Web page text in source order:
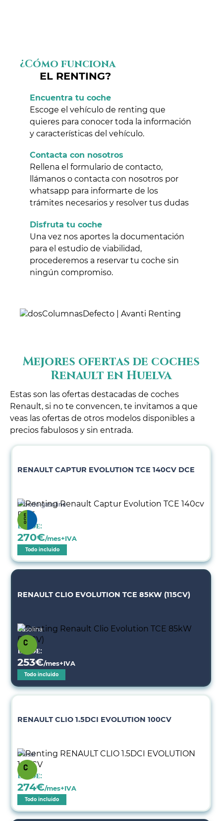
¿Cómo funciona
EL RENTING?
Encuentra tu coche
Escoge el vehículo de renting que
quieres para conocer toda la información
y características del vehículo.
Contacta con nosotros
Rellena el formulario de contacto,
llámanos o contacta con nosotros por
whatsapp para informarte de los
trámites necesarios y resolver tus dudas
Disfruta tu coche
Una vez nos aportes la documentación
para el estudio de viabilidad,
procederemos a reservar tu coche sin
ningún compromiso.
Mejores ofertas de coches
Renault en Huelva
Estas son las ofertas destacadas de coches
Renault, si no te convencen, te invitamos a que
veas las ofertas de otros modelos disponibles a
precios fabulosos y sin entrada.
RENAULT CAPTUR EVOLUTION TCE 140CV DCE
Híbrido gasolina
Desde:
270€/mes+IVA
Todo incluido
RENAULT CLIO EVOLUTION TCE 85KW (115CV)
Gasolina
Desde:
253€/mes+IVA
Todo incluido
RENAULT CLIO 1.5DCI EVOLUTION 100CV
Diésel
Desde:
274€/mes+IVA
Todo incluido